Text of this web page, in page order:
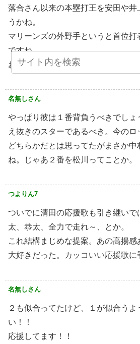
落合さん以来の本塁打王を安田や井
うかね。
マリーンズの外野手というと首位
ですね。
お手柔らかに、でも激しい戦い楽し
名無しさん
やっぱり彼は１番背負うべきでしょ
え抜きのスターであるべき。今の
どちらかだとは思ってたがまさか
ね。じゃあ２番を松川ってことか。
つよりん7
ついでに清田の応援歌も引き継いで
太、恭太、全力で走れ～、とか。
これ結構まじめな提案。あの高揚
大好きだった。カッコいい応援歌に
名無しさん
２も似合ってたけど、１が似合うよ
い！！
応援してます！！